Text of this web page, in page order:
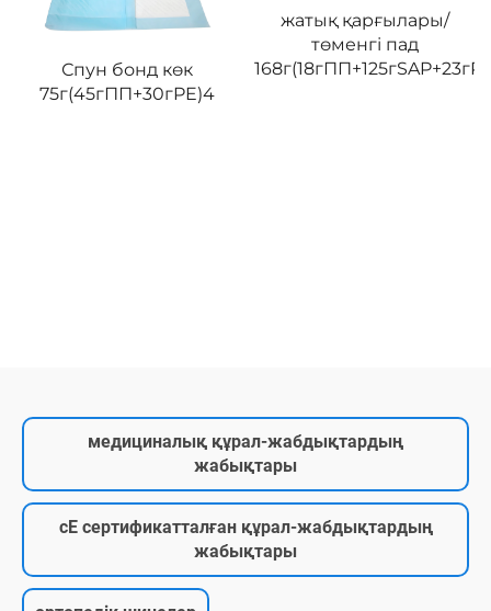
Спун бонд көк
75г(45гПП+30гPE)4
жатық қарғылары/
төменгі пад
медициналық құрал-жабдықтардың
жабықтары
cE сертификатталған құрал-жабдықтардың
жабықтары